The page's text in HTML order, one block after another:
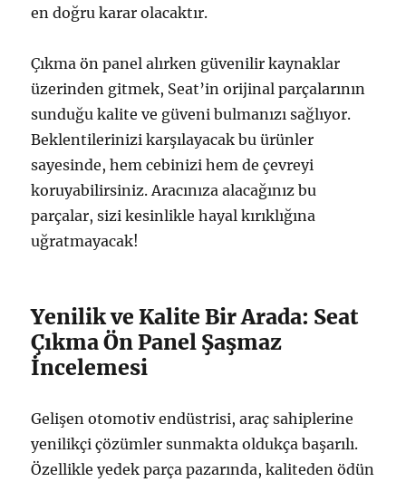
en doğru karar olacaktır.
Çıkma ön panel alırken güvenilir kaynaklar
üzerinden gitmek, Seat’in orijinal parçalarının
sunduğu kalite ve güveni bulmanızı sağlıyor.
Beklentilerinizi karşılayacak bu ürünler
sayesinde, hem cebinizi hem de çevreyi
koruyabilirsiniz. Aracınıza alacağınız bu
parçalar, sizi kesinlikle hayal kırıklığına
uğratmayacak!
Yenilik ve Kalite Bir Arada: Seat
Çıkma Ön Panel Şaşmaz
İncelemesi
Gelişen otomotiv endüstrisi, araç sahiplerine
yenilikçi çözümler sunmakta oldukça başarılı.
Özellikle yedek parça pazarında, kaliteden ödün